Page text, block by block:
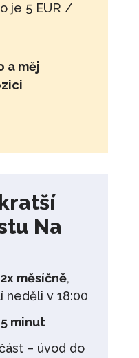
je 5 EUR /
a měj
Na
2x měsíčně,
neděli v 18:00
minut
– úvod do